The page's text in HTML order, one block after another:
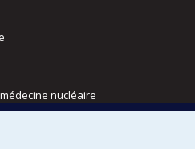
nucléaire